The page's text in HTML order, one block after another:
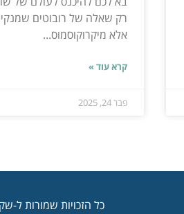
רק שאלה של רובוטים
אלא מיקרוקוסמוס...
קרא עוד »
פבר 24, 2025
כל הזכויות שמורות ל-